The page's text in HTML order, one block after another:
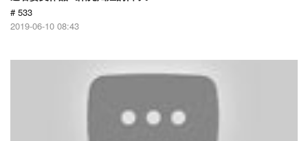
# 533
2019-06-10 08:43